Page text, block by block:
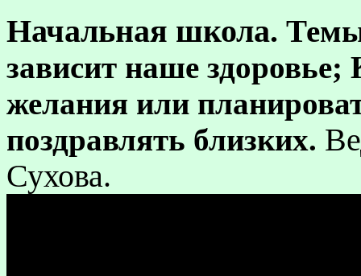
Начальная школа.
зависит наше
желания или
поздравлять близких.
Сухова.